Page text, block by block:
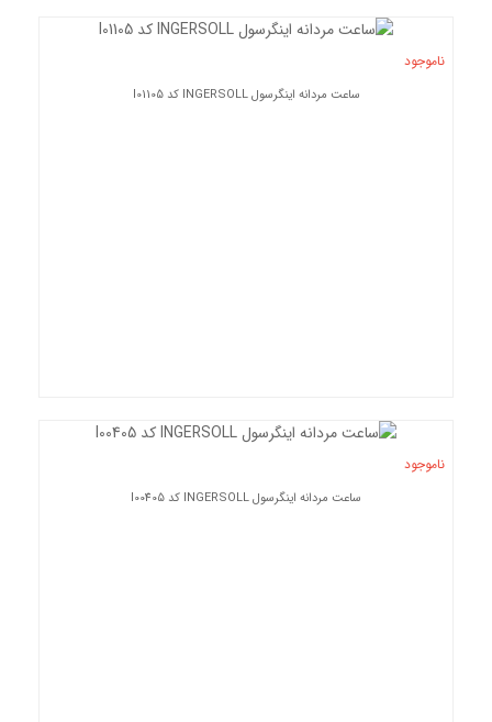
ناموجود
ساعت مردانه اینگرسول INGERSOLL کد I01105
ناموجود
ساعت مردانه اینگرسول INGERSOLL کد I00405